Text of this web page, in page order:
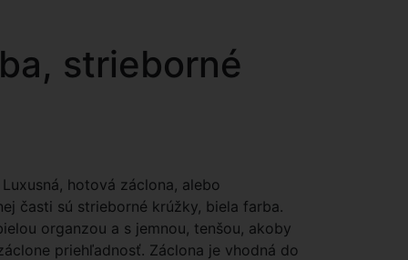
strieborné
hotová záclona, alebo
časti sú strieborné krúžky, biela farba.
organzou a s jemnou, tenšou, akoby
priehľadnosť. Záclona je vhodná do